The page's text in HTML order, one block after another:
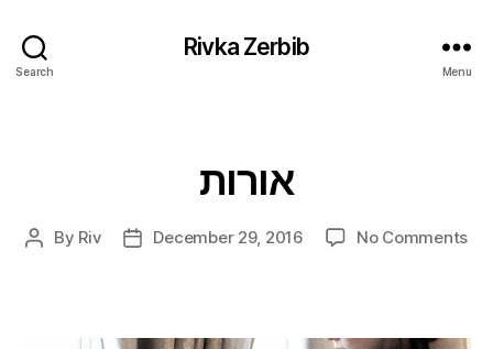
Search
Rivka Zerbib
Menu
Categories
אורות
Post
By Riv
PostDecember 29, 2016 No Commentson